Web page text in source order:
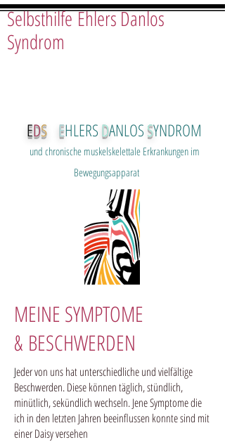
Selbsthilfe Ehlers Danlos
Syndrom
EDS EHLERSDANLOSSYNDROM
und chronische muskelskelettale Erkrankungen im
Bewegungsapparat
MEINE SYMPTOME
& BESCHWERDEN
Jeder von uns hat unterschiedliche und vielfältige
Beschwerden. Diese können täglich, stündlich,
minütlich, sekündlich wechseln. Jene Symptome die
ich in den letzten Jahren beeinflussen konnte sind mit
einer Daisy versehen